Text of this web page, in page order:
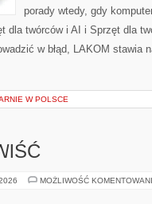
porady wtedy, gdy
dla twórców i AI i Sprzęt dla
w błąd, LAKOM stawia
W POLSCE
MOŻLIWOŚĆ